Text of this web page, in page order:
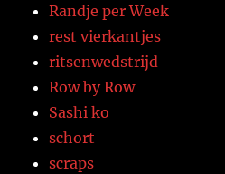
Randje per Week
rest vierkantjes
ritsenwedstrijd
Row by Row
Sashi ko
schort
scraps